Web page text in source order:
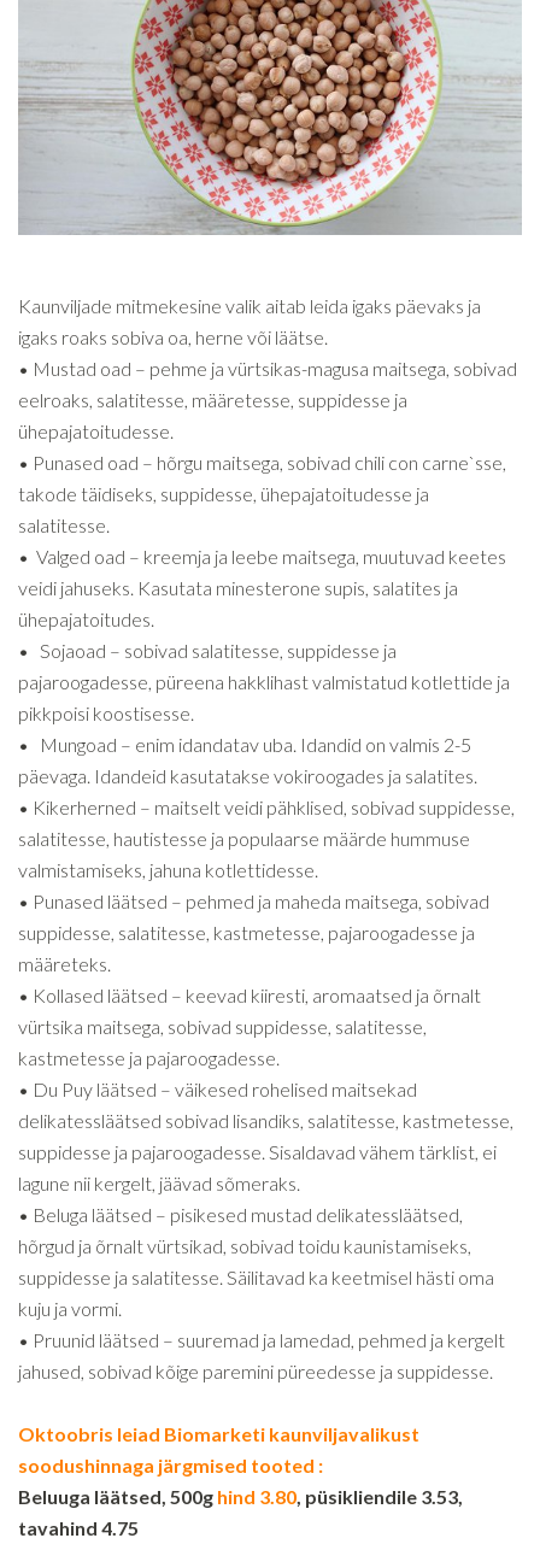
Kaunviljade mitmekesine valik aitab leida igaks päevaks ja
igaks roaks sobiva oa, herne või läätse.
• Mustad oad – pehme ja vürtsikas-magusa maitsega, sobivad
eelroaks, salatitesse, määretesse, suppidesse ja
ühepajatoitudesse.
• Punased oad – hõrgu maitsega, sobivad chili con carne`sse,
takode täidiseks, suppidesse, ühepajatoitudesse ja
salatitesse.
• Valged oad – kreemja ja leebe maitsega, muutuvad keetes
veidi jahuseks. Kasutata minesterone supis, salatites ja
ühepajatoitudes.
• Sojaoad – sobivad salatitesse, suppidesse ja
pajaroogadesse, püreena hakklihast valmistatud kotlettide ja
pikkpoisi koostisesse.
• Mungoad – enim idandatav uba. Idandid on valmis 2-5
päevaga. Idandeid kasutatakse vokiroogades ja salatites.
• Kikerherned – maitselt veidi pähklised, sobivad suppidesse,
salatitesse, hautistesse ja populaarse määrde hummuse
valmistamiseks, jahuna kotlettidesse.
• Punased läätsed – pehmed ja maheda maitsega, sobivad
suppidesse, salatitesse, kastmetesse, pajaroogadesse ja
määreteks.
• Kollased läätsed – keevad kiiresti, aromaatsed ja õrnalt
vürtsika maitsega, sobivad suppidesse, salatitesse,
kastmetesse ja pajaroogadesse.
• Du Puy läätsed – väikesed rohelised maitsekad
delikatessläätsed sobivad lisandiks, salatitesse, kastmetesse,
suppidesse ja pajaroogadesse. Sisaldavad vähem tärklist, ei
lagune nii kergelt, jäävad sõmeraks.
• Beluga läätsed – pisikesed mustad delikatessläätsed,
hõrgud ja õrnalt vürtsikad, sobivad toidu kaunistamiseks,
suppidesse ja salatitesse. Säilitavad ka keetmisel hästi oma
kuju ja vormi.
• Pruunid läätsed – suuremad ja lamedad, pehmed ja kergelt
jahused, sobivad kõige paremini püreedesse ja suppidesse.
Oktoobris leiad Biomarketi kaunviljavalikust
soodushinnaga järgmised tooted :
Beluuga läätsed, 500g hind 3.80, püsikliendile 3.53,
tavahind 4.75